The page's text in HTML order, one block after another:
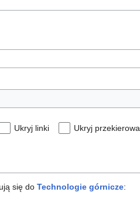
Ukryj linki Ukryj
się do Technologie górnicze: